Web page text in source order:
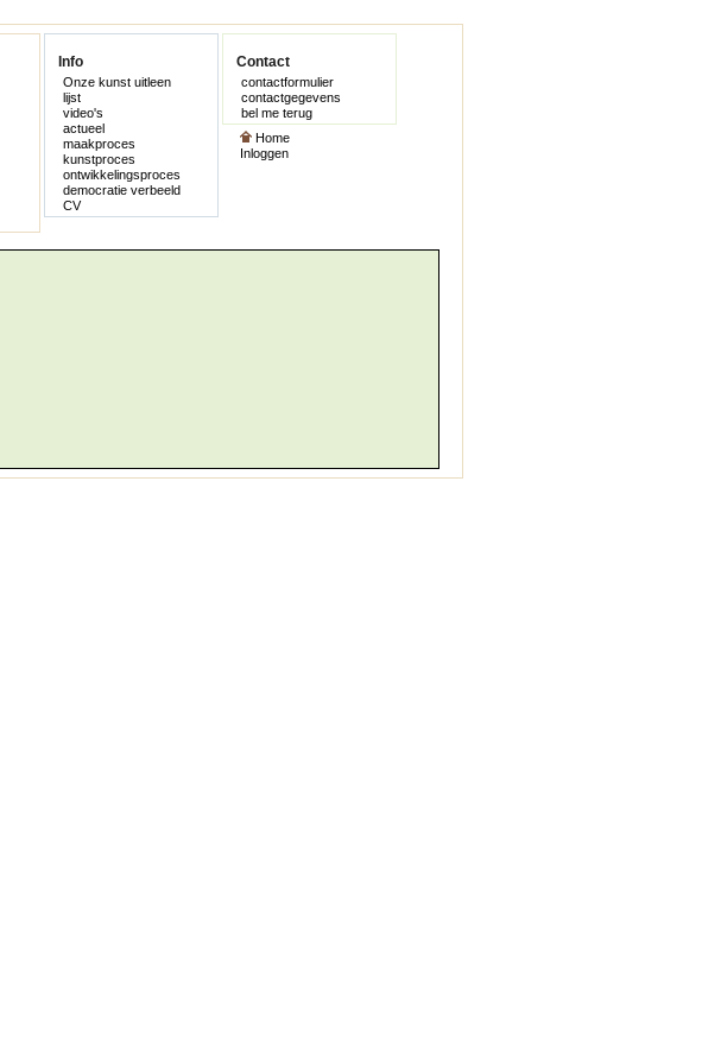
Info
Onze kunst uitleen
lijst
video's
actueel
maakproces
kunstproces
ontwikkelingsproces
democratie verbeeld
CV
Contact
contactformulier
contactgegevens
bel me terug
Home
Inloggen